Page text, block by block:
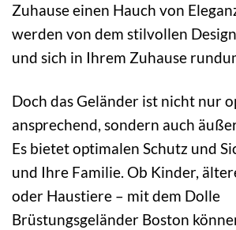
Zuhause einen Hauch von
werden von dem stilvollen
und sich in Ihrem Zuhause
Doch das Geländer ist nicht nur
ansprechend, sondern auch
Es bietet optimalen Schutz und
und Ihre Familie. Ob Kinder,
oder Haustiere – mit dem Dolle
Brüstungsgeländer Boston